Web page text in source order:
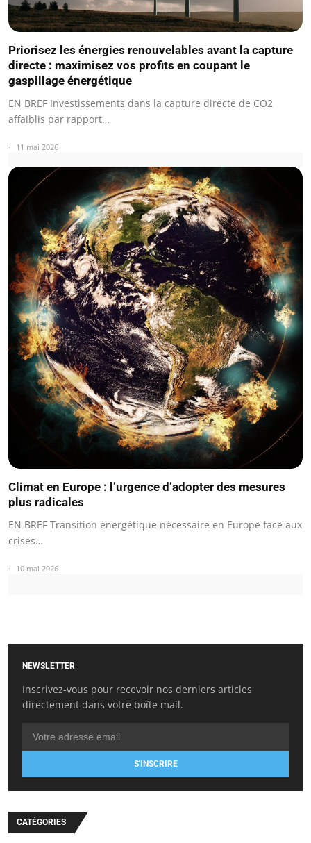
Priorisez les énergies renouvelables avant la capture
directe : maximisez vos profits en coupant le
gaspillage énergétique
EN BREF Investissements dans la capture directe de CO2
affaiblis par rapport…
11 mai 2026
Climat en Europe : l’urgence d’adopter des mesures
plus radicales
EN BREF Transition énergétique nécessaire en Europe face aux
crises…
10 mai 2026
NEWSLETTER
Inscrivez-vous pour recevoir nos derniers articles
directement dans votre boîte mail.
S'INSCRIRE
CATÉGORIES